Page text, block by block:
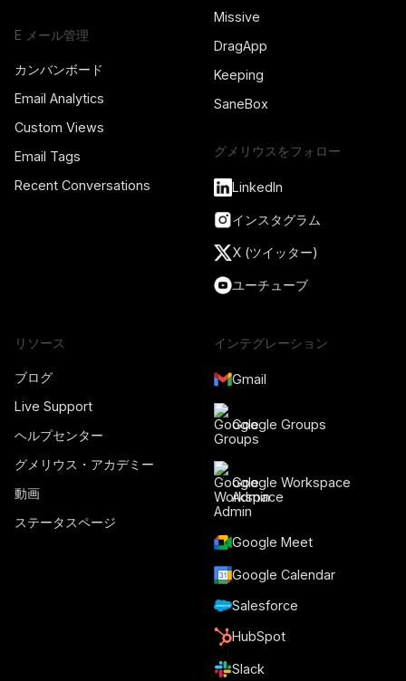
E メール管理
カンバンボード
Email Analytics
Custom Views
Email Tags
Recent Conversations
Missive
DragApp
Keeping
SaneBox
グメリウスをフォロー
LinkedIn
インスタグラム
X (ツイッター)
ユーチューブ
リソース
ブログ
Live Support
ヘルプセンター
グメリウス・アカデミー
動画
ステータスページ
インテグレーション
Gmail
Google Groups
Google Workspace
Admin
Google Meet
Google Calendar
Salesforce
HubSpot
Slack